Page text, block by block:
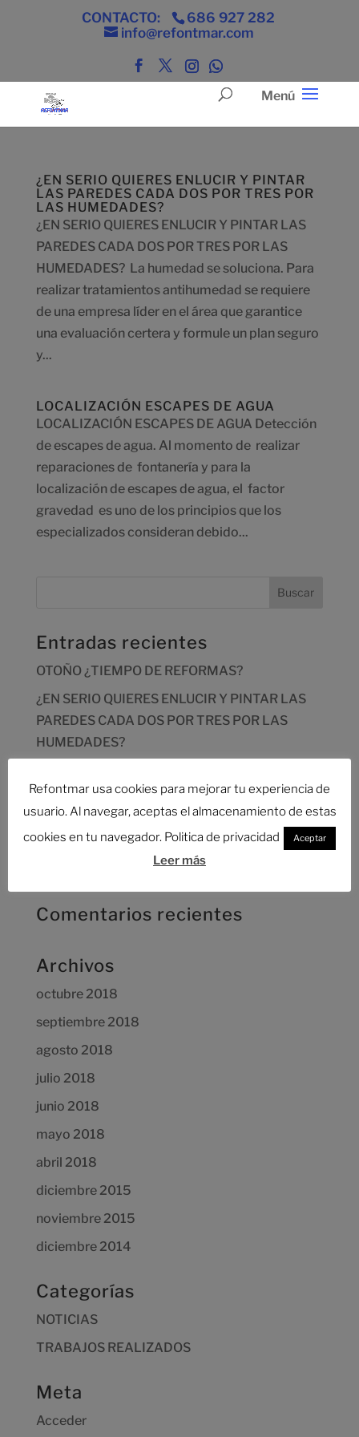
CONTACTO:
686 927 282
info@refontmar.com
¿EN SERIO QUIERES ENLUCIR Y PINTAR
LAS PAREDES CADA DOS POR TRES POR
LAS HUMEDADES?
¿EN SERIO QUIERES ENLUCIR Y PINTAR LAS
PAREDES CADA DOS POR TRES POR LAS
HUMEDADES? La humedad se soluciona. Para
realizar tratamientos antihumedad se requiere
de una empresa líder en el área que garantice
una evaluación certera y formule un plan seguro
y...
LOCALIZACIÓN ESCAPES DE AGUA
LOCALIZACIÓN ESCAPES DE AGUA Detección
de escapes de agua. Al momento de realizar
reparaciones de fontanería y para la
localización de escapes de agua, el factor
gravedad es uno de los principios que los
especializados consideran debido...
Entradas recientes
OTOÑO ¿TIEMPO DE REFORMAS?
¿EN SERIO QUIERES ENLUCIR Y PINTAR LAS
PAREDES CADA DOS POR TRES POR LAS
HUMEDADES?
¿CUÁNTO CUESTA UNA REFORMAR
INTEGRAL?
AHORRAR EN LA REFORMA DE TU
VIVIENDA,DESCUBRE CÓMO
Comentarios recientes
Archivos
octubre 2018
septiembre 2018
agosto 2018
julio 2018
junio 2018
mayo 2018
abril 2018
diciembre 2015
noviembre 2015
diciembre 2014
Categorías
NOTICIAS
TRABAJOS REALIZADOS
Meta
Acceder
Refontmar usa cookies para mejorar tu experiencia de
usuario. Al navegar, aceptas el almacenamiento de estas
cookies en tu navegador. Politica de privacidad
Aceptar
Leer más